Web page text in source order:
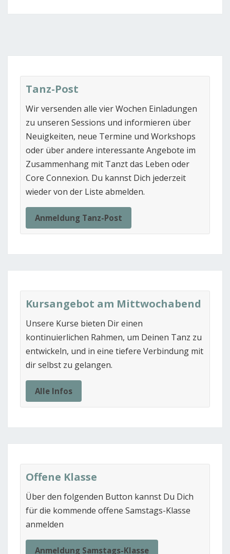
Tanz-Post
Wir versenden alle vier Wochen Einladungen
zu unseren Sessions und informieren über
Neuigkeiten, neue Termine und Workshops
oder über andere interessante Angebote im
Zusammenhang mit Tanzt das Leben oder
Core Connexion. Du kannst Dich jederzeit
wieder von der Liste abmelden.
Anmeldung Tanz-Post
Kursangebot am Mittwochabend
Unsere Kurse bieten Dir einen
kontinuierlichen Rahmen, um Deinen Tanz zu
entwickeln, und in eine tiefere Verbindung mit
dir selbst zu gelangen.
Alle Infos
Offene Klasse
Über den folgenden Button kannst Du Dich
für die kommende offene Samstags-Klasse
anmelden
Anmeldung Samstags-Klasse